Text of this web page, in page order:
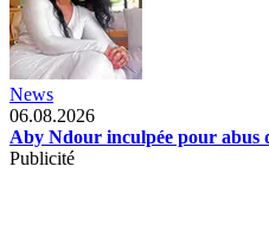
News
06.08.2026
Aby Ndour inculpée pour abus
Publicité